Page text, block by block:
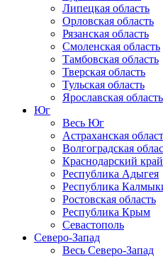
Липецкая область
Орловская область
Рязанская область
Смоленская область
Тамбовская область
Тверская область
Тульская область
Ярославская область
Юг
Весь Юг
Астраханская
Волгоградская
Краснодарский край
Республика Адыгея
Республика
Ростовская область
Республика Крым
Севастополь
Северо-Запад
Весь Северо-Запад